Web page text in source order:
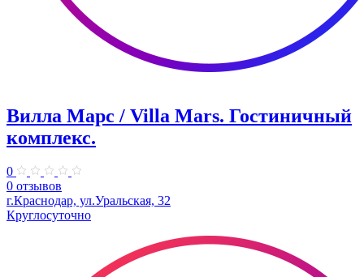
Вилла Марс / Villa Mars. Гостиничный
комплекс.
0
0 отзывов
г.Краснодар, ул.Уральская, 32
Круглосуточно